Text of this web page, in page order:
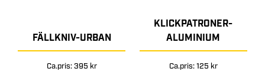
FÄLLKNIV-URBAN
Ca.pris: 395 kr
KLICKPATRONER-
ALUMINIUM
Ca.pris: 125 kr